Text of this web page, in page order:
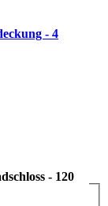
- 4
- 120